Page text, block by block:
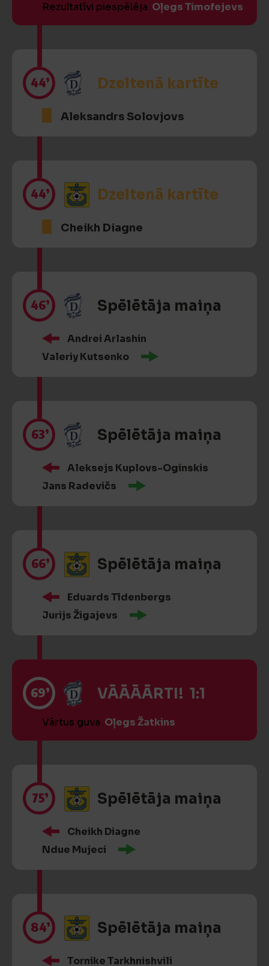
Rezultatīvi piespēlēja Oļegs Timofejevs
44’ Dzeltenā kartīte
Aleksandrs Solovjovs
44’ Dzeltenā kartīte
Cheikh Diagne
46’ Spēlētāja maiņa
Andrei Arlashin
Valeriy Kutsenko
63’ Spēlētāja maiņa
Aleksejs Kuplovs-Oginskis
Jans Radevičs
66’ Spēlētāja maiņa
Eduards Tīdenbergs
Jurijs Žigajevs
69’ VĀĀĀĀRTI! 1:1
Vārtus guva Oļegs Žatkins
75’ Spēlētāja maiņa
Cheikh Diagne
Ndue Mujeci
84’ Spēlētāja maiņa
Tornike Tarkhnishvili